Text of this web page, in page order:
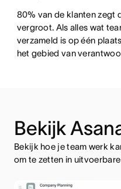
80% van de klanten zegt
vergroot. Als alles wat
verzameld is op één
het gebied van
Bekijk
Bekijk hoe je team werk
om te zetten in